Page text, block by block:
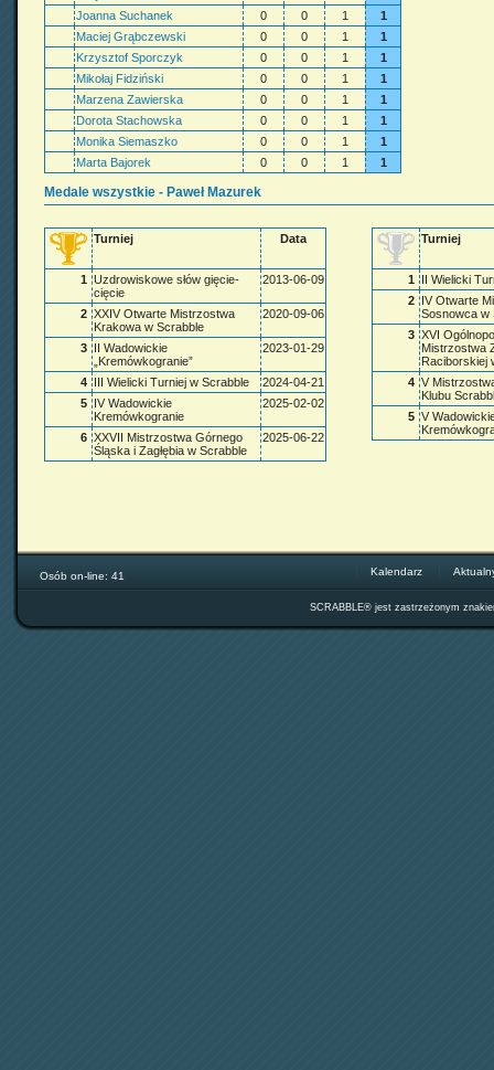
Joanna Suchanek
0 0 1
1
Maciej Grąbczewski
0 0 1
1
Krzysztof Sporczyk
0 0 1
1
Mikołaj Fidziński
0 0 1
1
Marzena Zawierska
0 0 1
1
Dorota Stachowska
0 0 1
1
Monika Siemaszko
0 0 1
1
Marta Bajorek
0 0 1 1
Medale wszystkie - Paweł Mazurek
Turniej Data
1 Uzdrowiskowe słów gięcie-
cięcie
2013-06-09
2 XXIV Otwarte Mistrzostwa
Krakowa w Scrabble
2020-09-06
3 II Wadowickie
„Kremówkogranie”
2023-01-29
4 III Wielicki Turniej w Scrabble
2024-04-21
5 IV Wadowickie
Kremówkogranie
2025-02-02
6 XXVII Mistrzostwa Górnego
Śląska i Zagłębia w Scrabble
2025-06-22
Turniej
1
II Wielicki
2 IV Otwarte
Sosnowca w
3 XVI
Mistrzostwa
Raciborskiej
4 V
Klubu
5 V
Osób on-line: 41 Kalendarz
SCRABBLE® jest zastrzeżonym